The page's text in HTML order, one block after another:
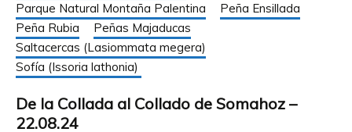
Parque Natural Montaña Palentina
Peña Ensillada
Peña Rubia
Peñas Majaducas
Saltacercas (Lasiommata megera)
Sofía (Issoria lathonia)
De la Collada al Collado de Somahoz –
22.08.24